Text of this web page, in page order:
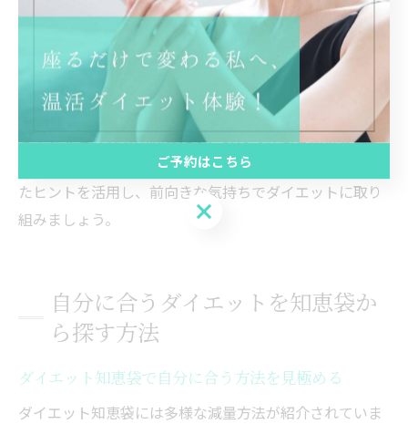
自然と習慣化しやすくなるからです。知恵袋には「ご褒
美を設定する」「仲間と成果をシェアする」「新しい運
動やレシピに挑戦する」など、楽しみをプラスする工夫
が豊富に紹介されています。たとえば、目標を達成した
ら小さなご褒美を用意したり、SNSで仲間と励まし合う
ことで、継続へのモチベーションが高まります。こうし
たヒントを活用し、前向きな気持ちでダイエットに取り
組みましょう。
自分に合うダイエットを知恵袋か
ら探す方法
ダイエット知恵袋で自分に合う方法を見極める
ダイエット知恵袋には多様な減量方法が紹介されていま
ご予約はこちら
ご予約はこちら